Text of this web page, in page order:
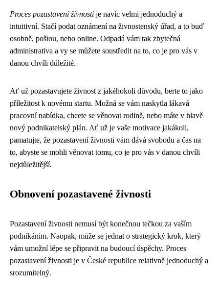
Proces pozastavení živnosti je navíc velmi jednoduchý a
intuitivní. Stačí podat oznámení na živnostenský úřad, a to buď
osobně, poštou, nebo online. Odpadá vám tak zbytečná
administrativa a vy se můžete soustředit na to, co je pro vás v
danou chvíli důležité.
Ať už pozastavujete živnost z jakéhokoli důvodu, berte to jako
příležitost k novému startu. Možná se vám naskytla lákavá
pracovní nabídka, chcete se věnovat rodině, nebo máte v hlavě
nový podnikatelský plán. Ať už je vaše motivace jakákoli,
pamatujte, že pozastavení živnosti vám dává svobodu a čas na
to, abyste se mohli věnovat tomu, co je pro vás v danou chvíli
nejdůležitější.
Obnovení pozastavené živnosti
Pozastavení živnosti nemusí být konečnou tečkou za vaším
podnikáním. Naopak, může se jednat o strategický krok, který
vám umožní lépe se připravit na budoucí úspěchy. Proces
pozastavení živnosti je v České republice relativně jednoduchý a
srozumitelný.